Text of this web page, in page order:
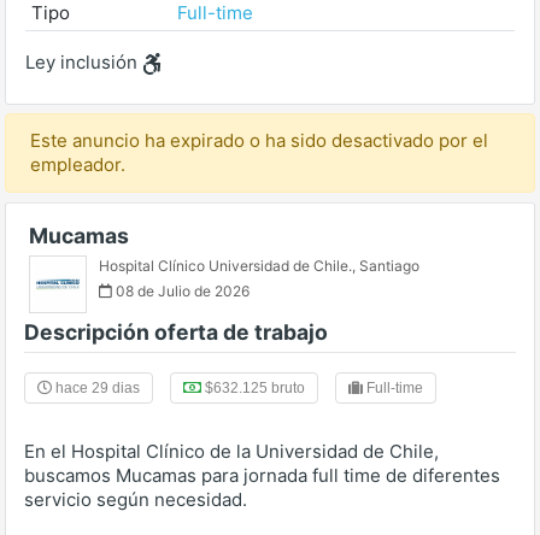
Tipo
Full-time
Ley inclusión
Este anuncio ha expirado o ha sido desactivado por el
empleador.
Mucamas
Hospital Clínico Universidad de Chile., Santiago
08 de Julio de 2026
Descripción oferta de trabajo
hace 29 dias $632.125 bruto Full-time
En el Hospital Clínico de la Universidad de Chile,
buscamos Mucamas para jornada full time de diferentes
servicio según necesidad.